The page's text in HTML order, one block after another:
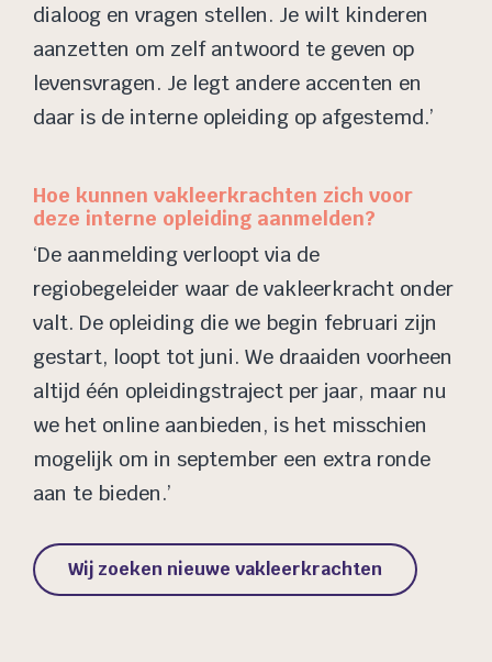
dialoog en vragen stellen. Je wilt kinderen
aanzetten om zelf antwoord te geven op
levensvragen. Je legt andere accenten en
daar is de interne opleiding op afgestemd.’
Hoe kunnen vakleerkrachten zich voor
deze interne opleiding aanmelden?
‘De aanmelding verloopt via de
regiobegeleider waar de vakleerkracht onder
valt. De opleiding die we begin februari zijn
gestart, loopt tot juni. We draaiden voorheen
altijd één opleidingstraject per jaar, maar nu
we het online aanbieden, is het misschien
mogelijk om in september een extra ronde
aan te bieden.’
Wij zoeken nieuwe vakleerkrachten